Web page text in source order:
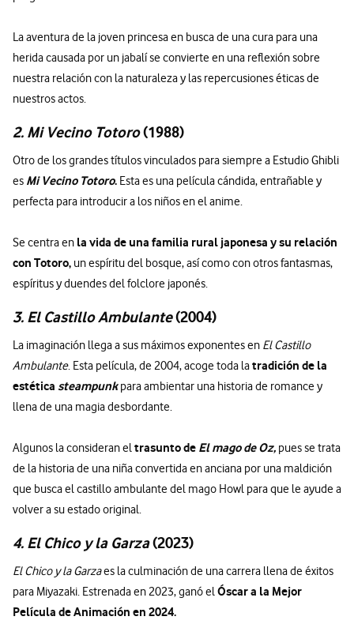
La aventura de la joven princesa en busca de una cura para una
herida causada por un jabalí se convierte en una reflexión sobre
nuestra relación con la naturaleza y las repercusiones éticas de
nuestros actos.
2. Mi Vecino Totoro(1988)
Otro de los grandes títulos vinculados para siempre a Estudio Ghibli
es Mi Vecino Totoro. Esta es una película cándida, entrañable y
perfecta para introducir a los niños en el anime.
Se centra en la vida de una familia rural japonesa y su relación
con Totoro, un espíritu del bosque, así como con otros fantasmas,
espíritus y duendes del folclore japonés.
3. El Castillo Ambulante(2004)
La imaginación llega a sus máximos exponentes en El Castillo
Ambulante. Esta película, de 2004, acoge toda latradición de la
estética steampunkpara ambientar una historia de romance y
llena de una magia desbordante.
Algunos la consideran eltrasunto de El mago de Oz, pues se trata
de la historia de una niña convertida en anciana por una maldición
que busca el castillo ambulante del mago Howl para que le ayude a
volver a su estado original.
4. El Chico y la Garza(2023)
El Chico y la Garzaes la culminación de una carrera llena de éxitos
para Miyazaki. Estrenada en 2023, ganó elÓscar a la Mejor
Película de Animación en 2024.